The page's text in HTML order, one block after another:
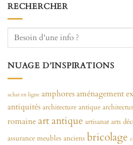
RECHERCHER
NUAGE D’INSPIRATIONS
achat en ligne amphoresaménagement
antiquités architecture antique
romaineart antique artisanat arts
assurance meubles anciens bricolage